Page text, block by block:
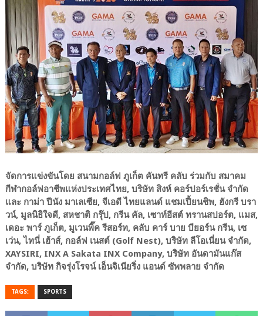
จัดการแข่งขันโดย สนามกอล์ฟ ภูเก็ต คันทรี คลับ ร่วมกับ สมาคม
กีฬากอล์ฟอาชีพแห่งประเทศไทย, บริษัท สิงห์ คอร์ปอร์เรชั่น จำกัด
และ กาม่า ปีนัง มาเลเซีย, จีเอดี ไทยแลนด​์ แชมเปี้ยนชิพ, ฮังกรี บรา
วน์, มูลนิธิใจดี, สหชาติ กรุ๊ป, กรีน คัล, เซาท์อีสต์ ทรานสปอร์ต, แมส,
เดอะ พาร์ ภูเก็ต, มูเวนพิ๊ค รีสอร์ท, คลับ คาร์ บาย บียอร์น กรีน, เซ
เว่น, ไทนี่ เฮ้าส์, กอล์ฟ เนสต์ (Golf Nest), บริษัท ลีโอเนี่ยน จำกัด,
XAYSIRI, INX A Sakata INX Company, บริษัท อันดามันแก๊ส
จำกัด, บริษัท กิจรุ่งโรจน์ เอ็นจิเนียริ่ง แอนด์ ซัพพลาย จำกัด
TAGS: SPORTS